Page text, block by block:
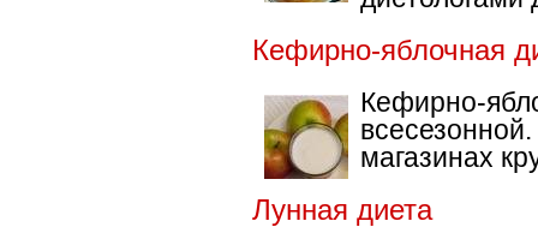
Кефирно-яблочная
Кефирно-
магазинах
Лунная диета